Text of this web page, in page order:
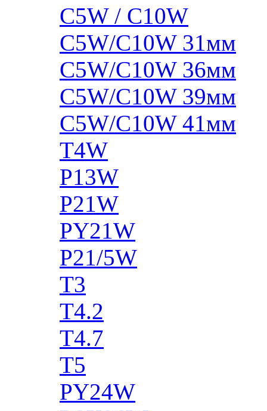
C5W / C10W
C5W/C10W 31мм
C5W/C10W 36мм
C5W/C10W 39мм
C5W/C10W 41мм
T4W
P13W
P21W
PY21W
P21/5W
T3
T4.2
T4.7
T5
PY24W